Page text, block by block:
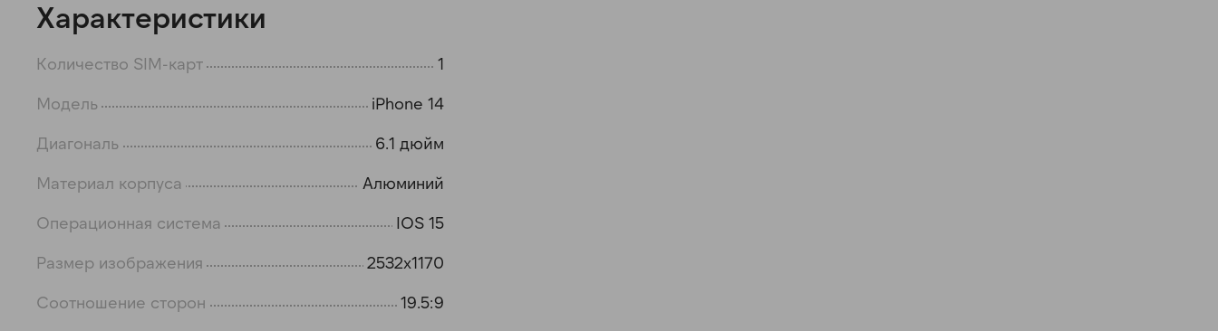
Характеристики
Количество SIM-карт
1
Модель
iPhone 14
Диагональ
6.1 дюйм
Материал корпуса
Алюминий
Операционная система
IOS 15
Размер изображения
2532x1170
Соотношение сторон
19.5:9